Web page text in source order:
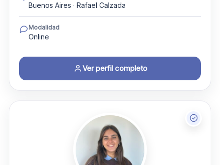
Buenos Aires · Rafael Calzada
Modalidad
Online
Ver perfil completo